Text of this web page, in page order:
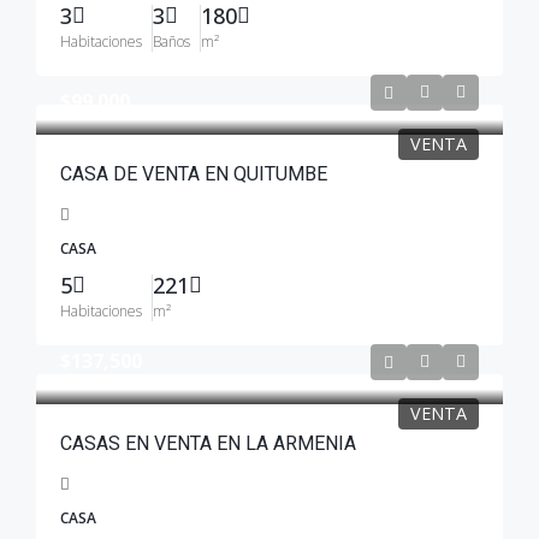
3
Habitaciones
3
Baños
180
m²
VENTA
CASA DE VENTA EN QUITUMBE
CASA
5
Habitaciones
221
m²
VENTA
CASAS EN VENTA EN LA ARMENIA
CASA